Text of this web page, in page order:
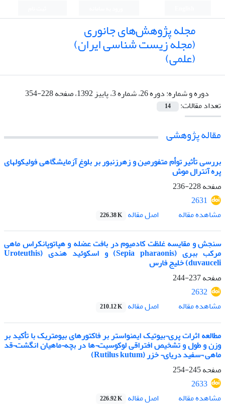
مجله پژوهش‌های جانوری
(مجله زیست شناسی ایران)
(علمی)
دوره و شماره:دوره 26، شماره 3، پاییز 1392، صفحه 228-354
تعداد مقالات:
14
مقاله پژوهشی
بررسی تأثیر توأم متفورمین و زهرزنبور بر بلوغ آزمایشگاهی فولیکولهای
پره آنترال موش
صفحه228-236
2631
مشاهده مقاله
اصل مقاله 226.38 K
سنجش و مقایسه غلظت کادمیوم در بافت عضله و هپاتوپانکراس ماهی
مرکب ببری (Sepia pharaonis) و اسکوئید هندی (Uroteuthis
duvauceli) خلیج فارس
صفحه237-244
2632
مشاهده مقاله
اصل مقاله 210.12 K
مطالعه اثرات پری¬بیوتیک ایمنواستر بر فاکتورهای بیومتریک با تأکید بر
وزن و طول و تشخیص افتراقی لوکوسیت¬ها در بچه¬ماهیان انگشت¬قد
ماهی ¬سفید دریای¬ خزر (Rutilus kutum)
صفحه245-254
2633
مشاهده مقاله
اصل مقاله 226.92 K